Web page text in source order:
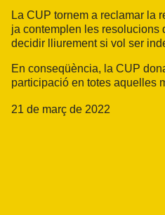
La CUP tornem a reclamar la
ja contemplen les resolucions
decidir lliurement si vol ser
En conseqüència, la CUP
participació en totes aquelles
21 de març de 2022